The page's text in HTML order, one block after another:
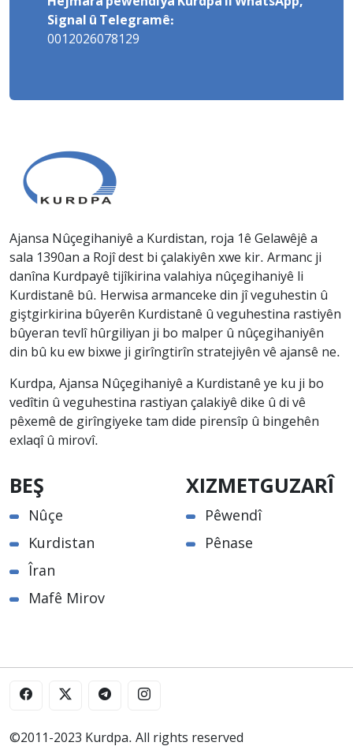
Signal û Telegramê:
0012026078129
Ajansa Nûçegihaniyê a Kurdistan, roja 1ê Gelawêjê a
sala 1390an a Rojî dest bi çalakiyên xwe kir. Armanc ji
danîna Kurdpayê tijîkirina valahiya nûçegihaniyê li
Kurdistanê bû. Herwisa armanceke din jî veguhestin û
giştgirkirina bûyerên Kurdistanê û veguhestina rastiyên
bûyeran tevlî hûrgiliyan ji bo malper û nûçegihaniyên
din bû ku ew bixwe ji girîngtirîn stratejiyên vê ajansê ne.
Kurdpa, Ajansa Nûçegihaniyê a Kurdistanê ye ku ji bo
vedîtin û veguhestina rastiyan çalakiyê dike û di vê
pêxemê de girîngiyeke tam dide pirensîp û bingehên
exlaqî û mirovî.
BEŞ
Nûçe
Kurdistan
Îran
Mafê Mirov
XIZMETGUZARÎ
Pêwendî
Pênase
©2011-2023 Kurdpa. All rights reserved